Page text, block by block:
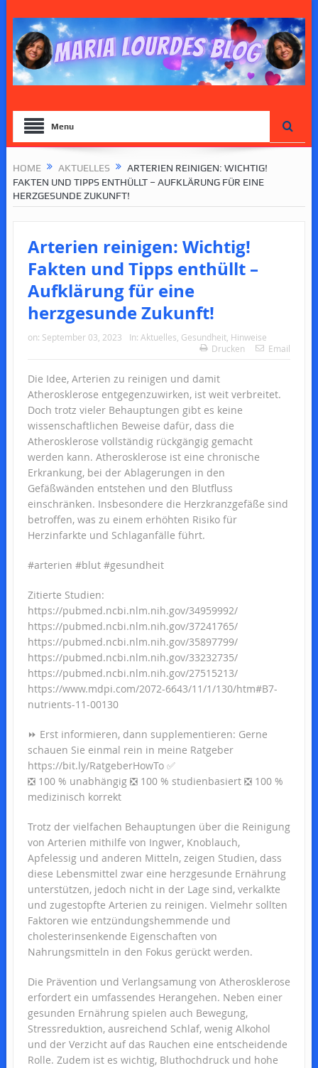
Menu
HOME AKTUELLES
ARTERIEN REINIGEN: WICHTIG!
FAKTEN UND TIPPS ENTHÜLLT – AUFKLÄRUNG FÜR EINE
HERZGESUNDE ZUKUNFT!
Arterien reinigen: Wichtig!
Fakten und Tipps enthüllt –
Aufklärung für eine
herzgesunde Zukunft!
on: September 03, 2023 In: Aktuelles, Gesundheit, Hinweise
Drucken
Email
Die Idee, Arterien zu reinigen und damit
Atherosklerose entgegenzuwirken, ist weit verbreitet.
Doch trotz vieler Behauptungen gibt es keine
wissenschaftlichen Beweise dafür, dass die
Atherosklerose vollständig rückgängig gemacht
werden kann. Atherosklerose ist eine chronische
Erkrankung, bei der Ablagerungen in den
Gefäßwänden entstehen und den Blutfluss
einschränken. Insbesondere die Herzkranzgefäße sind
betroffen, was zu einem erhöhten Risiko für
Herzinfarkte und Schlaganfälle führt.
#arterien #blut #gesundheit
Zitierte Studien:
https://pubmed.ncbi.nlm.nih.gov/34959992/
https://pubmed.ncbi.nlm.nih.gov/37241765/
https://pubmed.ncbi.nlm.nih.gov/35897799/
https://pubmed.ncbi.nlm.nih.gov/33232735/
https://pubmed.ncbi.nlm.nih.gov/27515213/
https://www.mdpi.com/2072-6643/11/1/130/htm#B7-
nutrients-11-00130
⏩ Erst informieren, dann supplementieren: Gerne
schauen Sie einmal rein in meine Ratgeber
https://bit.ly/RatgeberHowTo ✅
❎ 100 % unabhängig ❎ 100 % studienbasiert ❎ 100 %
medizinisch korrekt
Trotz der vielfachen Behauptungen über die Reinigung
von Arterien mithilfe von Ingwer, Knoblauch,
Apfelessig und anderen Mitteln, zeigen Studien, dass
diese Lebensmittel zwar eine herzgesunde Ernährung
unterstützen, jedoch nicht in der Lage sind, verkalkte
und zugestopfte Arterien zu reinigen. Vielmehr sollten
Faktoren wie entzündungshemmende und
cholesterinsenkende Eigenschaften von
Nahrungsmitteln in den Fokus gerückt werden.
Die Prävention und Verlangsamung von Atherosklerose
erfordert ein umfassendes Herangehen. Neben einer
gesunden Ernährung spielen auch Bewegung,
Stressreduktion, ausreichend Schlaf, wenig Alkohol
und der Verzicht auf das Rauchen eine entscheidende
Rolle. Zudem ist es wichtig, Bluthochdruck und hohe